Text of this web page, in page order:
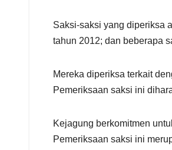
Saksi-saksi yang diperiksa
tahun 2012; dan beberapa
Mereka diperiksa terkait
Pemeriksaan saksi ini
Kejagung berkomitmen
Pemeriksaan saksi ini